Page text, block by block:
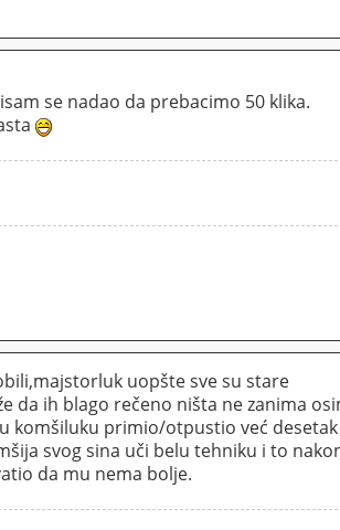
se nadao da prebacimo 50 klika.
uopšte sve su stare
da ih blago rečeno ništa ne zanima
komšiluku primio/otpustio već desetak
svog sina uči belu tehniku i to
da mu nema bolje.